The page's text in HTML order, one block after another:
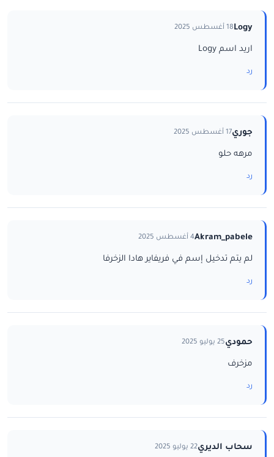
Logy18 أغسطس 2025
اريد اسم Logy
رد
جوري17 أغسطس 2025
مرهه حلو
رد
Akram_pabele4 أغسطس 2025
لم يتم تدخيل إسم في فريفاير هادا الزخرفا
رد
حمودي25 يوليو 2025
مزخرف
رد
سحاب الديري22 يوليو 2025